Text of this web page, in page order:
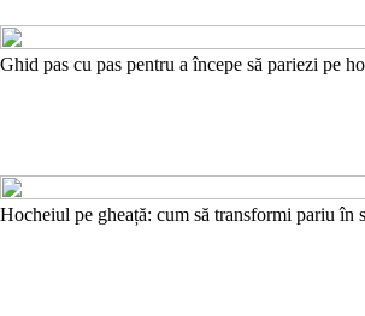
Ghid pas cu pas pentru a începe să pariezi pe
Hocheiul pe gheață: cum să transformi pariu în